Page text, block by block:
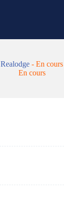
Realodge -En cours
En cours